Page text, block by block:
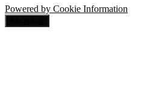
Powered by Cookie Information